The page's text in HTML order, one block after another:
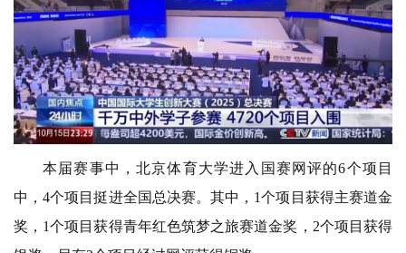
本届赛事中，北京体育大学进入国赛网评的6个项目
中，4个项目挺进全国总决赛。其中， 1个项目获得主赛道金
奖， 1个项目获得青年红色筑梦之旅赛道金奖， 2个项目获得